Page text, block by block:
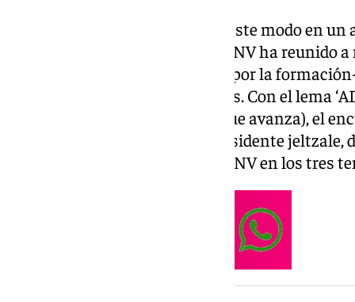
Esteban se ha pronunciado de este modo en
vizcaína de Durango, donde el PNV ha reunido
función de los datos aportados por la
elecciones municipales y forales. Con el lema
Diharduen Indarra’ (la fuerza que avanza), el
intervenciones, además del presidente
Pradales, y los presidentes del PNV en los tres